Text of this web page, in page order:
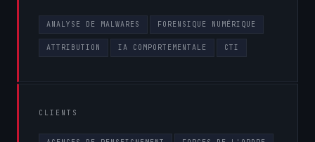
ANALYSE DE MALWARES FORENSIQUE NUMÉRIQUE
ATTRIBUTION IA COMPORTEMENTALE CTI
CLIENTS